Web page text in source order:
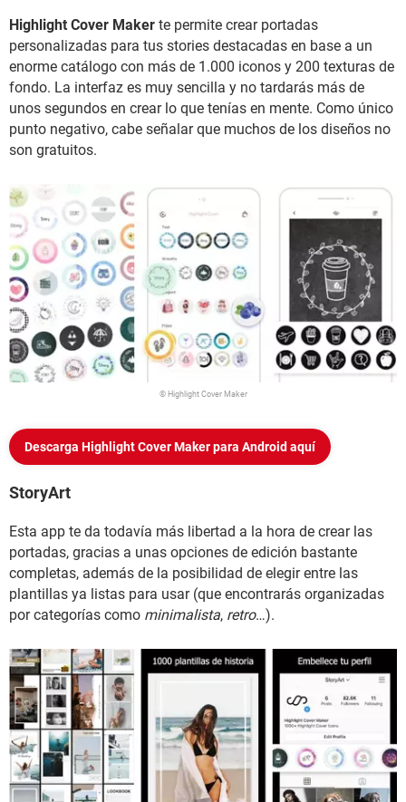
Highlight Cover Maker te permite crear portadas
personalizadas para tus stories destacadas en base a un
enorme catálogo con más de 1.000 iconos y 200 texturas de
fondo. La interfaz es muy sencilla y no tardarás más de
unos segundos en crear lo que tenías en mente. Como único
punto negativo, cabe señalar que muchos de los diseños no
son gratuitos.
© Highlight Cover Maker
Descarga Highlight Cover Maker para Android aquí
StoryArt
Esta app te da todavía más libertad a la hora de crear las
portadas, gracias a unas opciones de edición bastante
completas, además de la posibilidad de elegir entre las
plantillas ya listas para usar (que encontrarás organizadas
por categorías como minimalista, retro…).